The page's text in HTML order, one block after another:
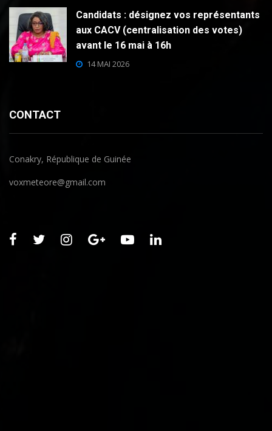
Candidats : désignez vos représentants
aux CACV (centralisation des votes)
avant le 16 mai à 16h
14 MAI 2026
CONTACT
Conakry, République de Guinée
voxmeteore@gmail.com